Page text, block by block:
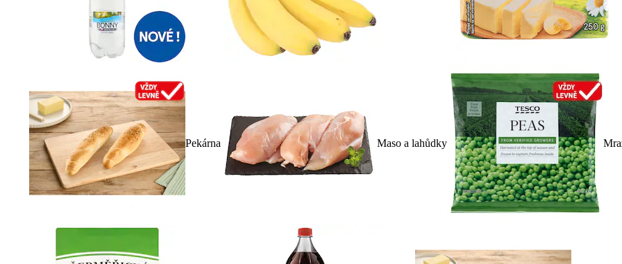
Pekárna Maso a lahůdky